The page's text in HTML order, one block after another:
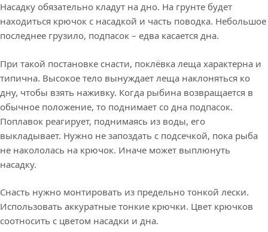
Насадку обязательно кладут на дно. На грунте будет
находиться крючок с насадкой и часть поводка. Небольшое
последнее грузило, подпасок – едва касается дна.
При такой постановке снасти, поклёвка леща характерна и
типична. Высокое тело вынуждает леща наклоняться ко
дну, чтобы взять наживку. Когда рыбина возвращается в
обычное положение, то поднимает со дна подпасок.
Поплавок реагирует, поднимаясь из воды, его
выкладывает. Нужно не запоздать с подсечкой, пока рыба
не накололась на крючок. Иначе может выплюнуть
насадку.
Снасть нужно монтировать из предельно тонкой лески.
Использовать аккуратные тонкие крючки. Цвет крючков
соотносить с цветом насадки и дна.